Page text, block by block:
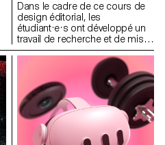
Dans le cadre de ce cours de
design éditorial, les
étudiant·e·s ont développé un
travail de recherche et de mise
en forme de textes autour d’un
thème commun. À partir d’une
sélection de sources, chaque
projet propose deux éditions
au contenu identique, déclinées
dans un grand et un petit
format.